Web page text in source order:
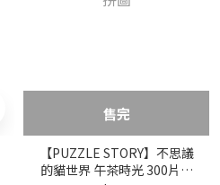
售完
【PUZZLE STORY】不思議
的貓世界 午茶時光 300片拼